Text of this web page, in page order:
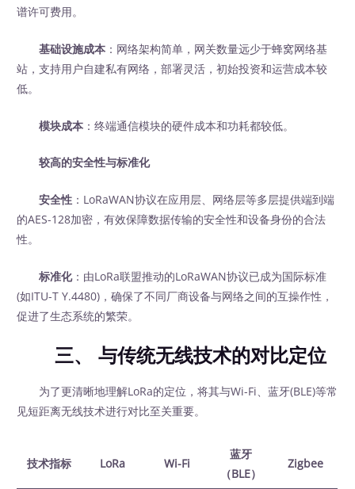
谱许可费用。
基础设施成本 ：网络架构简单，网关数量远少于蜂窝网络基
站，支持用户自建私有网络，部署灵活，初始投资和运营成本较
低。
模块成本 ：终端通信模块的硬件成本和功耗都较低。
较高的安全性与标准化
安全性 ：LoRaWAN协议在应用层、网络层等多层提供端到端
的AES-128加密，有效保障数据传输的安全性和设备身份的合法
性。
标准化：由LoRa联盟推动的LoRaWAN协议已成为国际标准
(如ITU-T Y.4480)，确保了不同厂商设备与网络之间的互操作性，
促进了生态系统的繁荣。
三、 与传统无线技术的对比定位
为了更清晰地理解LoRa的定位，将其与Wi-Fi、蓝牙(BLE)等常
见短距离无线技术进行对比至关重要。
技术指标 LoRa Wi-Fi
蓝牙
（BLE）
Zigbee